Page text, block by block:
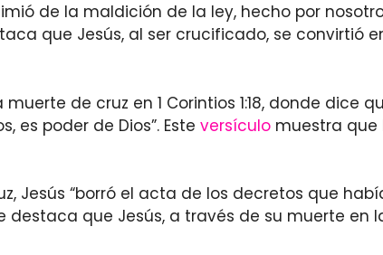
de la maldición de la ley, hecho por
que Jesús, al ser crucificado, se convirtió
de cruz en 1 Corintios 1:18, donde dice
es poder de Dios”. Este versículo muestra que
Jesús “borró el acta de los decretos que
destaca que Jesús, a través de su muerte en